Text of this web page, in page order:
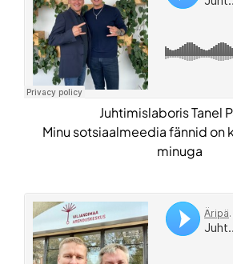
Juhtimislaboris Tanel
Minu sotsiaalmeedia fännid on
minuga